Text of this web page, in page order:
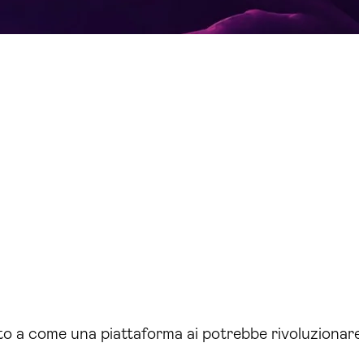
a come una piattaforma ai potrebbe